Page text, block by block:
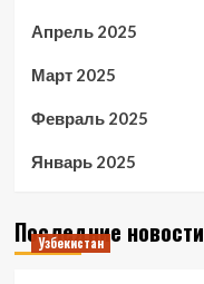
Апрель 2025
Март 2025
Февраль 2025
Январь 2025
Последние новости
Узбекистан